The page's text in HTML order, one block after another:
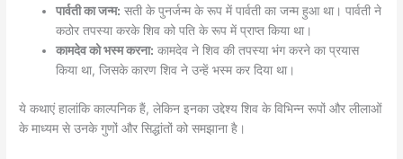
पार्वती का जन्म: सती के पुनर्जन्म के रूप में पार्वती का जन्म हुआ था। पार्वती ने
कठोर तपस्या करके शिव को पति के रूप में प्राप्त किया था।
कामदेव को भस्म करना: कामदेव ने शिव की तपस्या भंग करने का प्रयास
किया था, जिसके कारण शिव ने उन्हें भस्म कर दिया था।
ये कथाएं हालांकि काल्पनिक हैं, लेकिन इनका उद्देश्य शिव के विभिन्न रूपों और लीलाओं
के माध्यम से उनके गुणों और सिद्धांतों को समझाना है।